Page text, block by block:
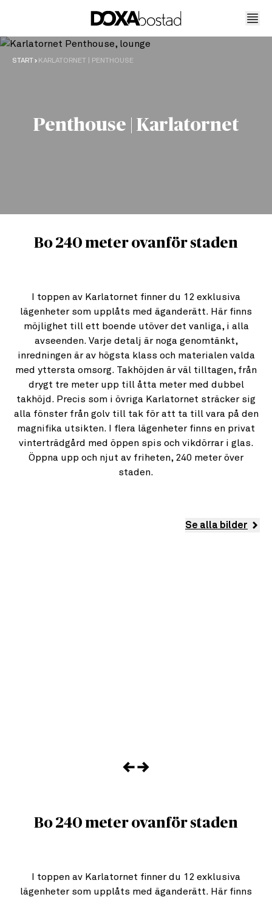
START KARLATORNET | PENTHOUSE
Penthouse | Karlatornet
Bo 240 meter ovanför staden
I toppen av Karlatornet finner du 12 exklusiva
lägenheter som upplåts med äganderätt. Här finns
möjlighet till ett boende utöver det vanliga, i alla
avseenden. Varje detalj är noga genomtänkt,
inredningen är av högsta klass och materialen valda
med yttersta omsorg. Takhöjden är väl tilltagen, från
drygt tre meter upp till åtta meter med dubbel
takhöjd. Precis som i övriga Karlatornet sträcker sig
alla fönster från golv till tak för att ta till vara på den
magnifika utsikten. I flera lägenheter finns en privat
vinterträdgård med öppen spis och vikdörrar i glas.
Öppna upp och njut av friheten, 240 meter över
staden.
Se alla bilder
Bo 240 meter ovanför staden
I toppen av Karlatornet finner du 12 exklusiva
lägenheter som upplåts med äganderätt. Här finns